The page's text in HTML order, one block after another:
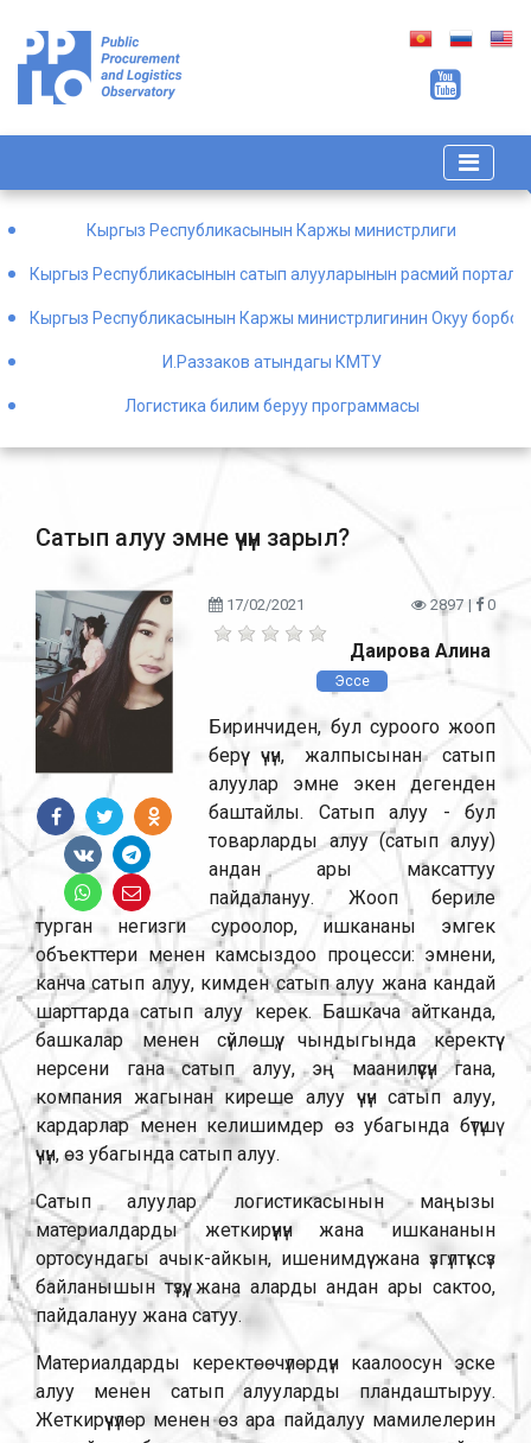
Кыргыз Республикасынын Каржы министрлиги
Кыргыз Республикасынын сатып алууларынын расмий порталы
Кыргыз Республикасынын Каржы министрлигинин Окуу
И.Раззаков атындагы КМТУ
Логистика билим беруу программасы
Сатып алуу эмне үчүн зарыл?
17/02/2021 2897 | 0
Даирова Алина
Эссе
Биринчиден, бул суроого жооп
берүү үчүн, жалпысынан сатып
алуулар эмне экен дегенден
баштайлы. Сатып алуу - бул
товарларды алуу (сатып алуу)
андан ары максаттуу
пайдалануу. Жооп бериле
турган негизги суроолор, ишкананы эмгек
объекттери менен камсыздоо процесси: эмнени,
канча сатып алуу, кимден сатып алуу жана кандай
шарттарда сатып алуу керек. Башкача айтканда,
башкалар менен сүйлөшүү, чындыгында керектүү
нерсени гана сатып алуу, эң маанилүүсүн гана,
компания жагынан киреше алуу үчүн сатып алуу,
кардарлар менен келишимдер өз убагында бүтүшү
үчүн, өз убагында сатып алуу.
Сатып алуулар логистикасынын маңызы
материалдарды жеткирүүнүн жана ишкананын
ортосундагы ачык-айкын, ишенимдүү жана үзгүлтүксүз
байланышын түзүү, жана аларды андан ары сактоо,
пайдалануу жана сатуу.
Материалдарды керектөөчүлөрдүн каалоосун эске
алуу менен сатып алууларды пландаштыруу.
Жеткирүүчүлөр менен өз ара пайдалуу мамилелерин